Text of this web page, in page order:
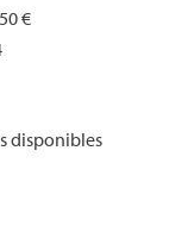
€
disponibles